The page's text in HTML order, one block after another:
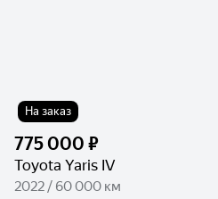
На заказ
775 000 ₽
Toyota Yaris IV
2022 / 60 000 км